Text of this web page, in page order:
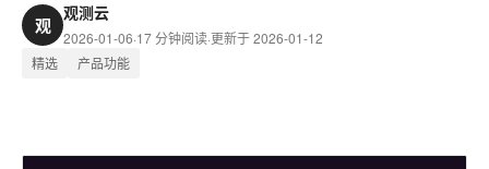
观
观测云
2026-01-06·17 分钟阅读·更新于 2026-01-12
精选
产品功能